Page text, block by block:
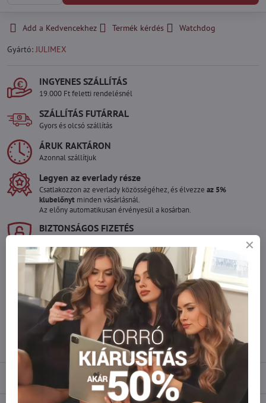
Add a Kedvencekhez Termék kérdés
Watchdog
Gyártó:JULIMEX
INGYENES SZÁLLÍTÁS
19.000 Ft feletti rendelésnél
SZÁLLÍTÁS FUTÁRRAL
Gyors és olcsó szállítás
ÁRUK RAKTÁRON
Azonnal szállítjuk
Legyen az everlady része
Csatlakozzon az everlady közösségéhez, és élvezze az 5%
klubelőnyt minden vásárlásnál.
Az előny automatikusan érvényesül a kosárban.
BIZTONSÁGOS FIZETÉS
Szeretne több terméket rendelni mint
amennyi raktáron van?
Ne habozzon kapcsolatba lépni velünk, raktárra szállítjuk az árut!
info​@everlady​.eu
Leírás